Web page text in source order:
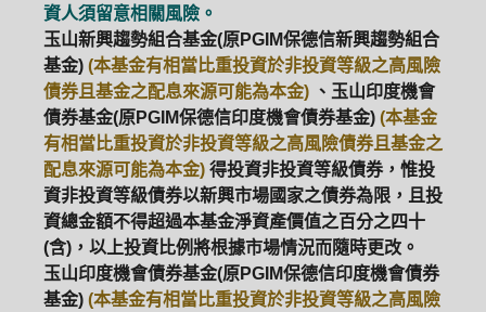
資人須留意相關風險。
玉山新興趨勢組合基金(原PGIM保德信新興趨勢組合
基金) (本基金有相當比重投資於非投資等級之高風險
債券且基金之配息來源可能為本金) 、玉山印度機會
債券基金(原PGIM保德信印度機會債券基金) (本基金
有相當比重投資於非投資等級之高風險債券且基金之
配息來源可能為本金) 得投資非投資等級債券，惟投
資非投資等級債券以新興市場國家之債券為限，且投
資總金額不得超過本基金淨資產價值之百分之四十
(含)，以上投資比例將根據市場情況而隨時更改。
玉山印度機會債券基金(原PGIM保德信印度機會債券
基金) (本基金有相當比重投資於非投資等級之高風險